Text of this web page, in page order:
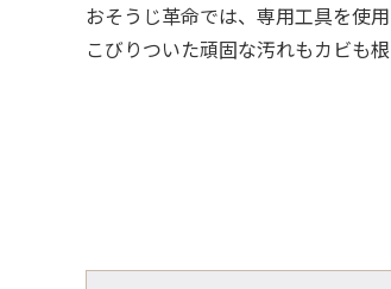
おそうじ革命では、専用工具を使
こびりついた頑固な汚れもカビも